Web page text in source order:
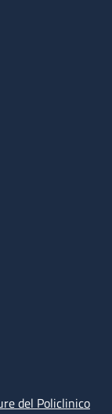
del Policlinico